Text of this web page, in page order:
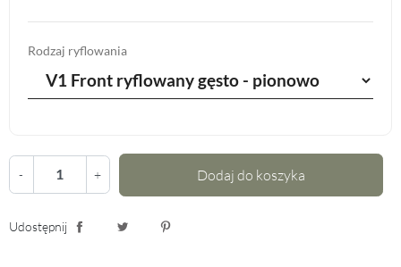
Rodzaj ryflowania
- + Dodaj do koszyka
Udostępnij